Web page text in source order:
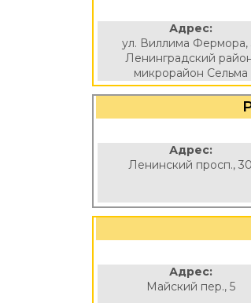
Адрес:
ул. Виллима Фермора,
Ленинградский
микрорайон Сельма
Адрес:
Ленинский просп., 30
Адрес:
Майский пер., 5